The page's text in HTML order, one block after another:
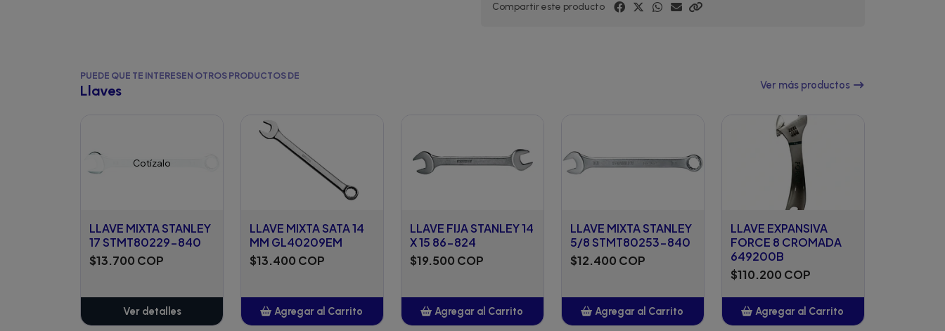
Compartir este producto
PUEDE QUE TE INTERESEN OTROS PRODUCTOS DE
Llaves Ver más productos
Cotízalo
LLAVE MIXTA STANLEY
17 STMT80229-840
$13.700 COP
Ver detalles
LLAVE MIXTA SATA 14
MM GL40209EM
$13.400 COP
Agregar al Carrito
LLAVE FIJA STANLEY 14
X 15 86-824
$19.500 COP
Agregar al Carrito
LLAVE MIXTA STANLEY
5/8 STMT80253-840
$12.400 COP
Agregar al Carrito
LLAVE EXPANSIVA
FORCE 8 CROMADA
649200B
$110.200 COP
Agregar al Carrito